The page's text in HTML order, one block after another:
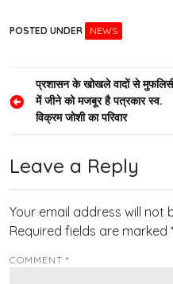
POSTED UNDER NEWS
Post
navigation
प्रशासन के खोखले वादों से
में जीने को मजबूर है पत्रकार स्व.
विक्रम जोशी का परिवार
Leave a Reply
Your email address will not
Required fields are marked
COMMENT *